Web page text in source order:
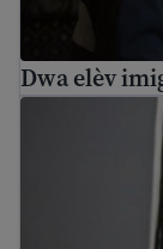
Dwa elèv
Edikasyon